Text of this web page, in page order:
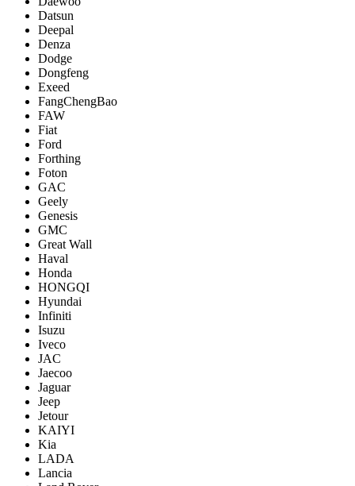
Datsun
Deepal
Denza
Dodge
Dongfeng
Exeed
FangChengBao
FAW
Fiat
Ford
Forthing
Foton
GAC
Geely
Genesis
GMC
Great Wall
Haval
Honda
HONGQI
Hyundai
Infiniti
Isuzu
Iveco
JAC
Jaecoo
Jaguar
Jeep
Jetour
KAIYI
Kia
LADA
Lancia